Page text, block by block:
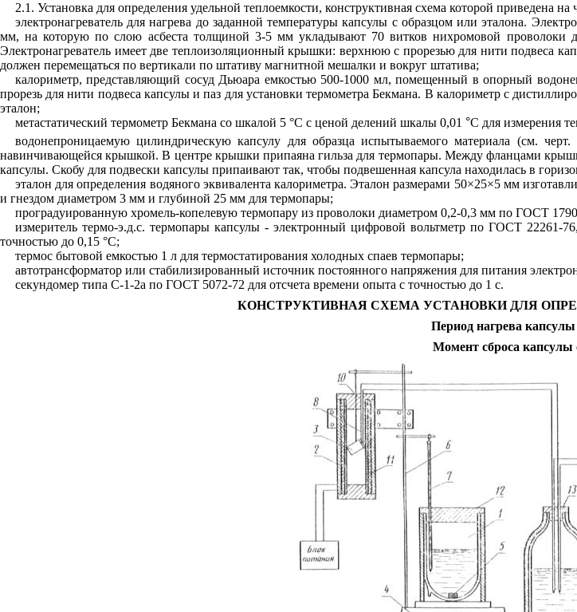
2.1. Установка для определения удельной теплоемкости, конструктивная схема которой приведена на
электронагреватель для нагрева до заданной температуры капсулы с образцом или эталона.
мм, на которую по слою асбеста толщиной 3-5 мм укладывают 70 витков нихромовой
Электронагреватель имеет две теплоизоляционный крышки: верхнюю с прорезью для нити подвеса
должен перемещаться по вертикали по штативу магнитной мешалки и вокруг штатива;
калориметр, представляющий сосуд Дьюара емкостью 500-1000 мл, помещенный в опорный
прорезь для нити подвеса капсулы и паз для установки термометра Бекмана. В калориметр с
эталон;
метастатический термометр Бекмана со шкалой 5 °С с ценой делений шкалы 0,01 °С для измерения
водонепроницаемую цилиндрическую капсулу для образца испытываемого материала (см. черт.
навинчивающейся крышкой. В центре крышки припаяна гильза для термопары. Между фланцами
капсулы. Скобу для подвески капсулы припаивают так, чтобы подвешенная капсула находилась в
эталон для определения водяного эквивалента калориметра. Эталон размерами 50×25×5 мм
и гнездом диаметром 3 мм и глубиной 25 мм для термопары;
проградуированную хромель-копелевую термопару из проволоки диаметром 0,2-0,3 мм по ГОСТ
измеритель термо-э.д.с. термопары капсулы - электронный цифровой вольтметр по ГОСТ 22261-
точностью до 0,15 °С;
термос бытовой емкостью 1 л для термостатирования холодных спаев термопары;
автотрансформатор или стабилизированный источник постоянного напряжения для питания
секундомер типа С-1-2а по ГОСТ 5072-72 для отсчета времени опыта с точностью до 1 с.
КОНСТРУКТИВНАЯ СХЕМА УСТАНОВКИ ДЛЯ
Период нагрева капсулы
Момент сброса капсулы